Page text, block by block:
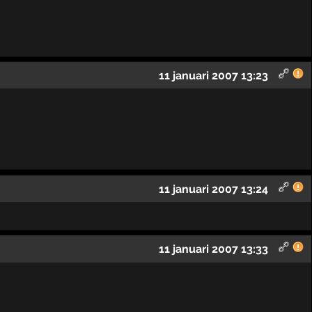
11 januari 2007 13:23
11 januari 2007 13:24
11 januari 2007 13:33